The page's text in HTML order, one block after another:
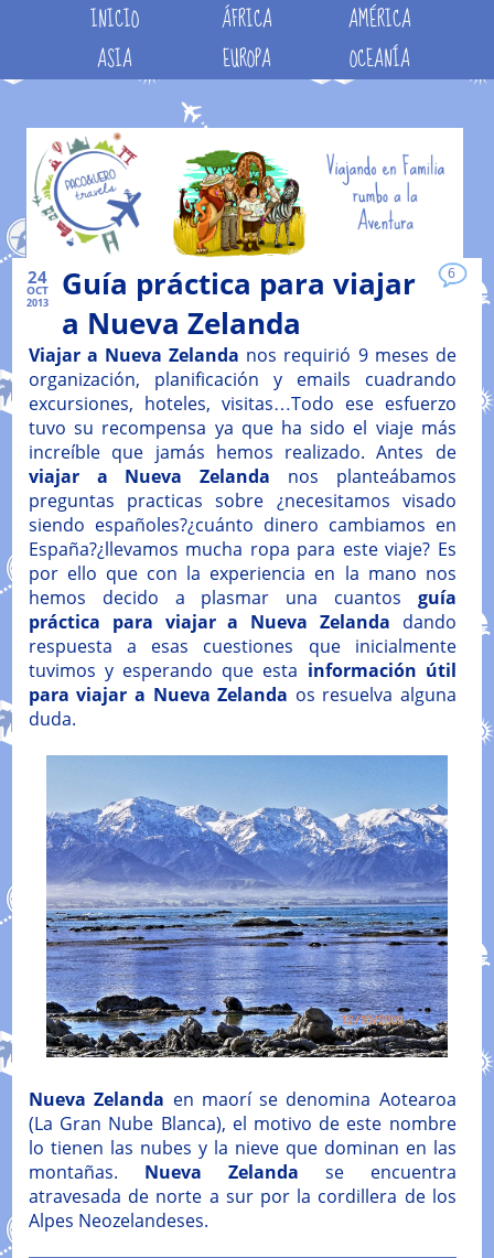
INICIO ÁFRICA
AMÉRICA
ASIA
EUROPA OCEANÍA
24
OCT
2013
6
Guía práctica para viajar
a Nueva Zelanda
Viajar a Nueva Zelanda nos requirió 9 meses de
organización, planificación y emails cuadrando
excursiones, hoteles, visitas…Todo ese esfuerzo
tuvo su recompensa ya que ha sido el viaje más
increíble que jamás hemos realizado. Antes de
viajar a Nueva Zelanda nos planteábamos
preguntas practicas sobre ¿necesitamos visado
siendo españoles?¿cuánto dinero cambiamos en
España?¿llevamos mucha ropa para este viaje? Es
por ello que con la experiencia en la mano nos
hemos decido a plasmar una cuantos guía
práctica para viajar a Nueva Zelanda dando
respuesta a esas cuestiones que inicialmente
tuvimos y esperando que esta información útil
para viajar a Nueva Zelanda os resuelva alguna
duda.
Nueva Zelanda en maorí se denomina Aotearoa
(La Gran Nube Blanca), el motivo de este nombre
lo tienen las nubes y la nieve que dominan en las
montañas. Nueva Zelanda se encuentra
atravesada de norte a sur por la cordillera de los
Alpes Neozelandeses.